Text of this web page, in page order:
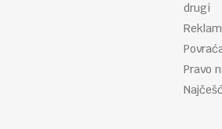
drugi
Pravo